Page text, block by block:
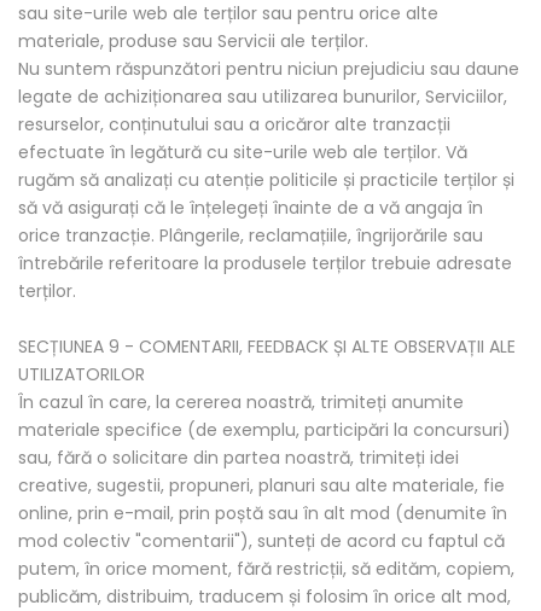
sau site-urile web ale terților sau pentru orice alte
materiale, produse sau Servicii ale terților.
Nu suntem răspunzători pentru niciun prejudiciu sau daune
legate de achiziționarea sau utilizarea bunurilor, Serviciilor,
resurselor, conținutului sau a oricăror alte tranzacții
efectuate în legătură cu site-urile web ale terților. Vă
rugăm să analizați cu atenție politicile și practicile terților și
să vă asigurați că le înțelegeți înainte de a vă angaja în
orice tranzacție. Plângerile, reclamațiile, îngrijorările sau
întrebările referitoare la produsele terților trebuie adresate
terților.
SECȚIUNEA 9 - COMENTARII, FEEDBACK ȘI ALTE OBSERVAȚII ALE
UTILIZATORILOR
În cazul în care, la cererea noastră, trimiteți anumite
materiale specifice (de exemplu, participări la concursuri)
sau, fără o solicitare din partea noastră, trimiteți idei
creative, sugestii, propuneri, planuri sau alte materiale, fie
online, prin e-mail, prin poștă sau în alt mod (denumite în
mod colectiv "comentarii"), sunteți de acord cu faptul că
putem, în orice moment, fără restricții, să edităm, copiem,
publicăm, distribuim, traducem și folosim în orice alt mod,